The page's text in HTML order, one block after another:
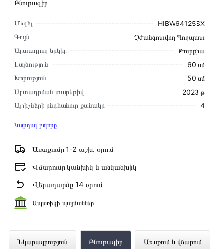
Բնութագիր
Մոդել
HIBW64125SX
Գույն
Չժանգոտվող Պողպատ
Արտադրող երկիր
Թուրքիա
Լայնություն
60 սմ
Խորություն
50 սմ
Արտադրման տարեթիվ
2023 թ
Այրիչների ընդհանուր քանակը
4
Կարդալ բոլորը
Առաքումը 1-2 աշխ․ օրում
Վճարումը կանխիկ և անկանխիկ
Վերադարձը 14 օրում
Ապառիկի պայմաններ
Նկարագրություն Բնութագիր Առաքում և վճարում
Ներկառուցվող գազօջախ BEKO